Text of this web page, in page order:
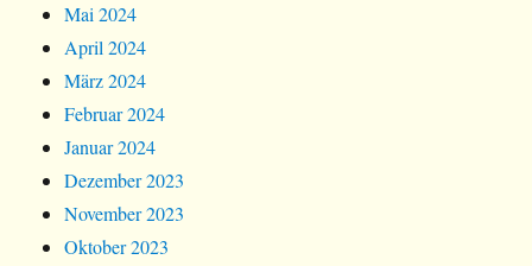
Mai 2024
April 2024
März 2024
Februar 2024
Januar 2024
Dezember 2023
November 2023
Oktober 2023